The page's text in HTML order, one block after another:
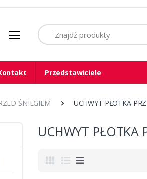
Szukaj
Przedstawiciele
ŚNIEGIEM UCHWYT PŁOTKA
UCHWYT PŁOTKA